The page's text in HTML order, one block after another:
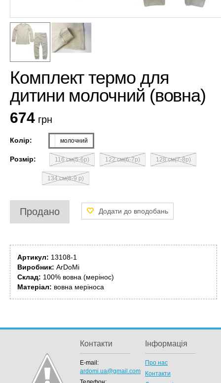
Комплект термо для
дитини молочний (вовна)
674 грн
Колір: молочний
Розмір: 116 см(5-6р) 122 см(6-7р) 128 см(7-8р)
134 см(8-9 р)
Продано
Артикул: 13108-1
Виробник: ArDoMi
Склад: 100% вовна (мерінос)
Матеріал: вовна меріноса
Контакти
E-mail:
ardomi.ua@gmail.com
Інформація
Про нас
Контакти